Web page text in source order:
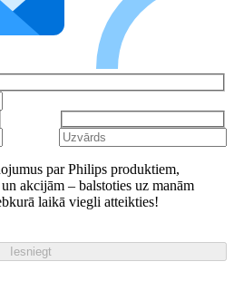
par Philips produktiem,
akcijām – balstoties uz manām
laikā viegli atteikties!
Iesniegt